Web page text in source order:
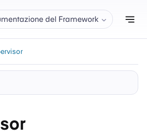
del Framework